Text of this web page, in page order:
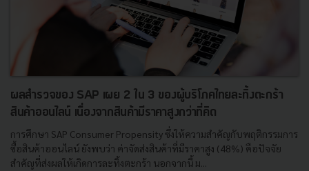
ผลสำรวจของ SAP เผย 2 ใน 3 ของผู้บริโภคไทยละทิ้งตะกร้า
สินค้าออนไลน์ เนื่องจากสินค้ามีราคาสูงกว่าที่คิด
การศึกษา SAP Consumer Propensity ซึ่งให้ความสำคัญกับพฤติกรรมการ
ซื้อสินค้าออนไลน์ ยังพบว่า ค่าจัดส่งสินค้าที่มีราคาสูง (48%) คือปัจจัย
สำคัญที่ส่งผลให้เกิดการละทิ้งตะกร้า นอกจากนี้ ม...